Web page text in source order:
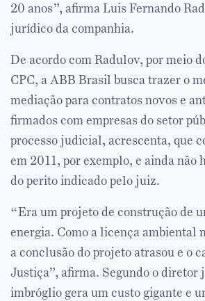
20 anos”, afirma Luis Fernando
jurídico da companhia.
De acordo com Radulov, por meio
CPC, a ABB Brasil busca trazer o
mediação para contratos novos e
firmados com empresas do setor
processo judicial, acrescenta, que
em 2011, por exemplo, e ainda não
do perito indicado pelo juiz.
“Era um projeto de construção de
energia. Como a licença ambiental
a conclusão do projeto atrasou e o
Justiça”, afirma. Segundo o diretor
imbróglio gera um custo gigante e